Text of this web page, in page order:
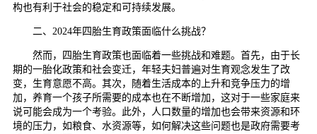
构也有利于社会的稳定和可持续发展。
二、2024年四胎生育政策面临什么挑战？
然而，四胎生育政策也面临着一些挑战和难题。首先，由于长
期的一胎化政策和社会变迁，年轻夫妇普遍对生育观念发生了改
变，生育意愿不高。其次，随着生活成本的上升和竞争压力的增
加，养育一个孩子所需要的成本也在不断增加，这对于一些家庭来
说可能会成为一个考验。此外，人口数量的增加也会带来资源和环
境的压力，如粮食、水资源等，如何解决这些问题也是政府需要考